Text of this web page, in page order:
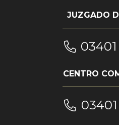
JUZGADO
CENTRO